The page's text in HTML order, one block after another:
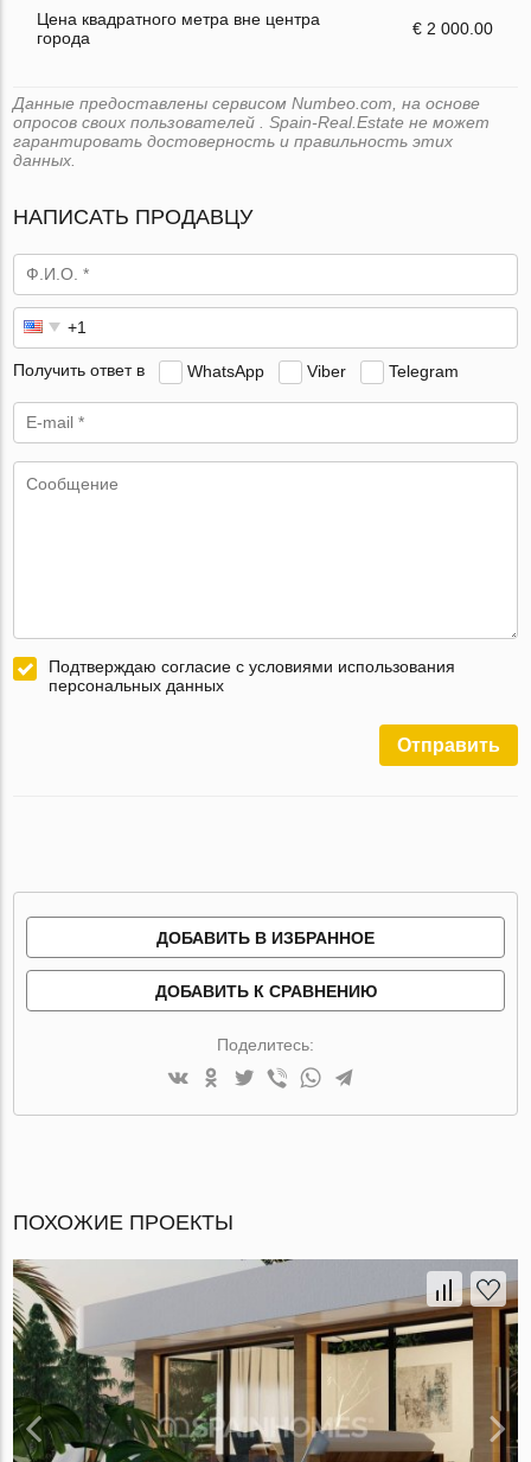
Цена квадратного метра вне центра
города
€ 2 000.00
Данные предоставлены сервисом Numbeo.com, на основе
опросов своих пользователей . Spain-Real.Estate не может
гарантировать достоверность и правильность этих
данных.
НАПИСАТЬ ПРОДАВЦУ
Получить ответ в WhatsApp Viber Telegram
Подтверждаю согласие с условиями использования
персональных данных
Отправить
ДОБАВИТЬ В ИЗБРАННОЕ
ДОБАВИТЬ К СРАВНЕНИЮ
Поделитесь:
ПОХОЖИЕ ПРОЕКТЫ